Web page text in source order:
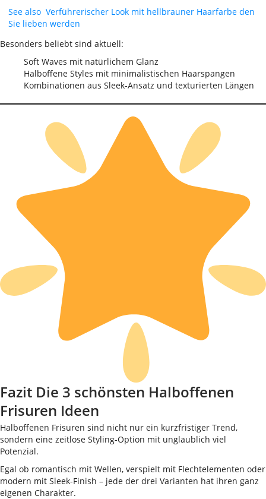
See also Verführerischer Look mit hellbrauner Haarfarbe den
Sie lieben werden
Besonders beliebt sind aktuell:
Soft Waves mit natürlichem Glanz
Halboffene Styles mit minimalistischen Haarspangen
Kombinationen aus Sleek-Ansatz und texturierten Längen
Fazit Die 3 schönsten Halboffenen
Frisuren Ideen
Halboffenen Frisuren sind nicht nur ein kurzfristiger Trend,
sondern eine zeitlose Styling-Option mit unglaublich viel
Potenzial.
Egal ob romantisch mit Wellen, verspielt mit Flechtelementen oder
modern mit Sleek-Finish – jede der drei Varianten hat ihren ganz
eigenen Charakter.